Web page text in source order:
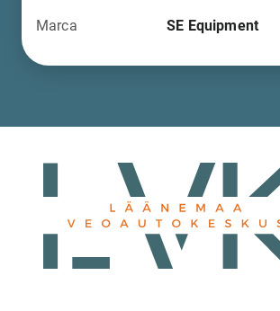
Marca SE Equipment